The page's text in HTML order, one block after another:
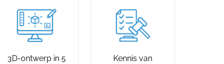
3D-ontwerp in 5
Kennis van